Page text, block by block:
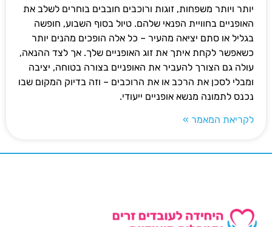
יותר ויותר משפחות, זוגות ורוכבים חובבים בוחרים לשלב את
האופניים בחוויית הפנאי שלהם. טיול בסוף השבוע, חופשה
בגליל או סתם יציאה מהעיר – כל אלה הופכים מהנים יותר
כשאפשר לקחת איתך את זוג האופניים שלך. אך לצד ההנאה,
עולה גם הצורך להעביר את האופניים בצורה בטוחה, יציבה
ומבלי לסכן את הרכב או את הרוכבים – וזה בדיוק המקום שבו
נכנס לתמונה מנשא אופניים ייעודי.
לקריאת המאמר »